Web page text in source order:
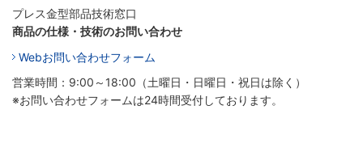
プレス金型部品技術窓口
商品の仕様・技術のお問い合わせ
Webお問い合わせフォーム
営業時間：9:00～18:00（土曜日・日曜日・祝日は除く）
※お問い合わせフォームは24時間受付しております。